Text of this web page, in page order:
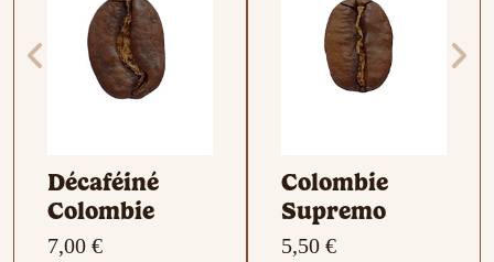
Décaféiné
Colombie
7,00 €
Colombie
Supremo
5,50 €